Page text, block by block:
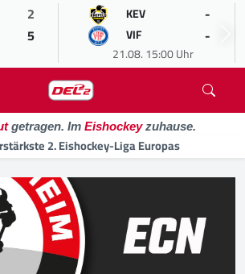
2
5
KEV -
VIF -
21.08. 15:00 Uhr
getragen. Im Eishockeyzuhause.
2. Eishockey-Liga Europas